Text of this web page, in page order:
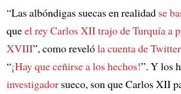
“Las albóndigas suecas en realidad se
queel rey Carlos XIItrajo de Turquíaa
XVIII”, como revelóla cuenta de Twitter
“¡Hay que ceñirse a los hechos!”. Y los
investigadorsueco, son que Carlos XII